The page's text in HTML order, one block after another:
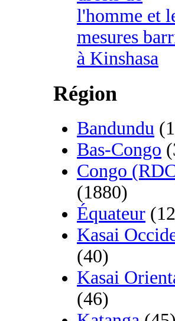
l'homme et
mesures
à Kinshasa
Région
Bandundu
Bas-Congo
Congo
(1880)
Équateur
Kasai
(40)
Kasai
(46)